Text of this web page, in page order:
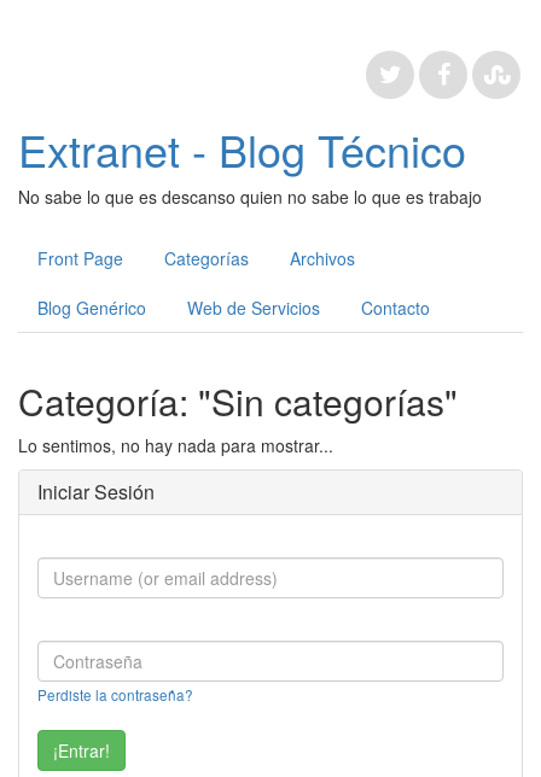
Extranet - Blog Técnico
No sabe lo que es descanso quien no sabe lo que es trabajo
Front Page Categorías Archivos
Blog Genérico Web de Servicios Contacto
Categoría: "Sin categorías"
Lo sentimos, no hay nada para mostrar...
Iniciar Sesión
Perdiste la contraseña?